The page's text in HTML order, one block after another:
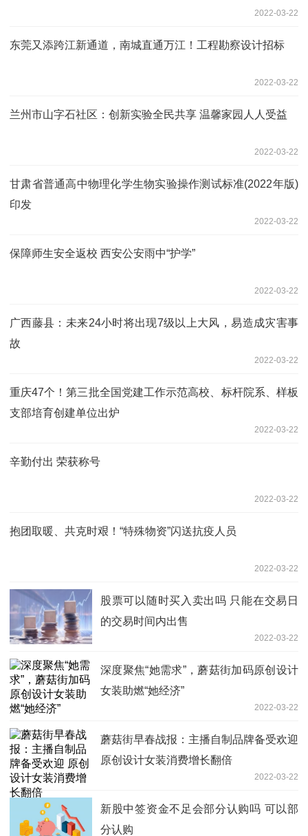
2022-03-22
东莞又添跨江新通道，南城直通万江！工程勘察设计招标
2022-03-22
兰州市山字石社区：创新实验全民共享 温馨家园人人受益
2022-03-22
甘肃省普通高中物理化学生物实验操作测试标准(2022年版)
印发
2022-03-22
保障师生安全返校 西安公安雨中“护学”
2022-03-22
广西藤县：未来24小时将出现7级以上大风，易造成灾害事
故
2022-03-22
重庆47个！第三批全国党建工作示范高校、标杆院系、样板
支部培育创建单位出炉
2022-03-22
辛勤付出 荣获称号
2022-03-22
抱团取暖、共克时艰！“特殊物资”闪送抗疫人员
2022-03-22
股票可以随时买入卖出吗 只能在交易日
的交易时间内出售
2022-03-22
深度聚焦“她需求”，蘑菇街加码原创设计
女装助燃“她经济”
2022-03-22
蘑菇街早春战报：主播自制品牌备受欢迎
原创设计女装消费增长翻倍
2022-03-22
新股中签资金不足会部分认购吗 可以部
分认购